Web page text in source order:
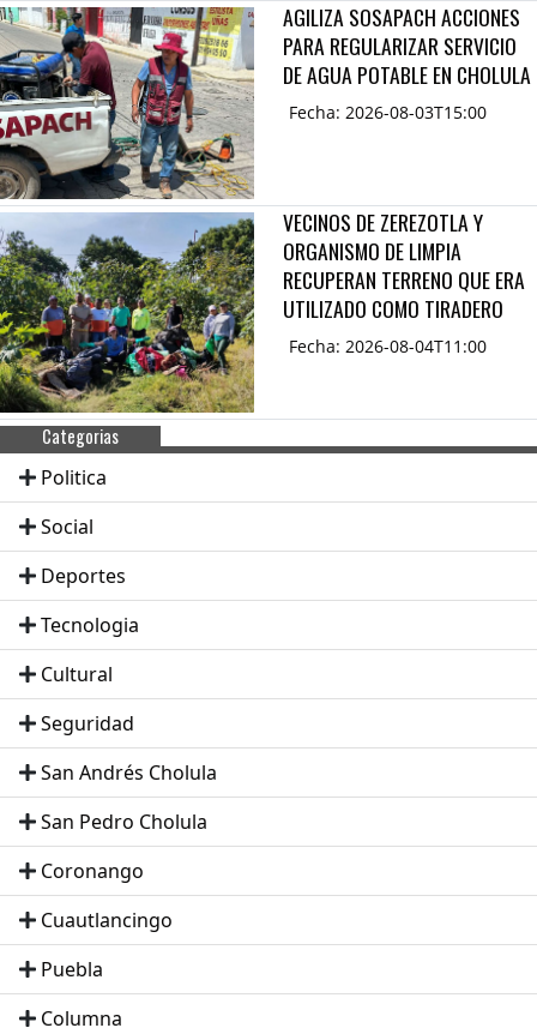
AGILIZA SOSAPACH ACCIONES
PARA REGULARIZAR SERVICIO
DE AGUA POTABLE EN CHOLULA
Fecha: 2026-08-03T15:00
VECINOS DE ZEREZOTLA Y
ORGANISMO DE LIMPIA
RECUPERAN TERRENO QUE ERA
UTILIZADO COMO TIRADERO
Fecha: 2026-08-04T11:00
Categorias
Politica
Social
Deportes
Tecnologia
Cultural
Seguridad
San Andrés Cholula
San Pedro Cholula
Coronango
Cuautlancingo
Puebla
Columna